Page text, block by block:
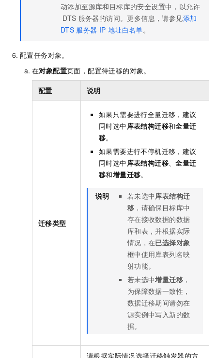
动添加至源库和目标库的安全设置中，以允许
DTS 服务器的访问。更多信息，请参见添加
DTS 服务器 IP 地址白名单。
配置任务对象。
在对象配置页面，配置待迁移的对象。
配置 说明
迁移类型
如果只需要进行全量迁移，建议
同时选中库表结构迁移和全量迁
移。
如果需要进行不停机迁移，建议
同时选中库表结构迁移 、全量迁
移和增量迁移。
说明 若未选中 库表结构迁
移 ，请确保目标库中
存在接收数据的数据
库和表，并根据实际
情况，在已选择对象
框中使用库表列名映
射功能。
若未选中增量迁移 ，
为保障数据一致性，
数据迁移期间请勿在
源实例中写入新的数
据。
请根据实际情况选择迁移触发器的方